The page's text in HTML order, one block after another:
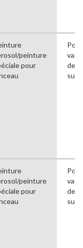
peinture
pour
de
peinture
pour
de